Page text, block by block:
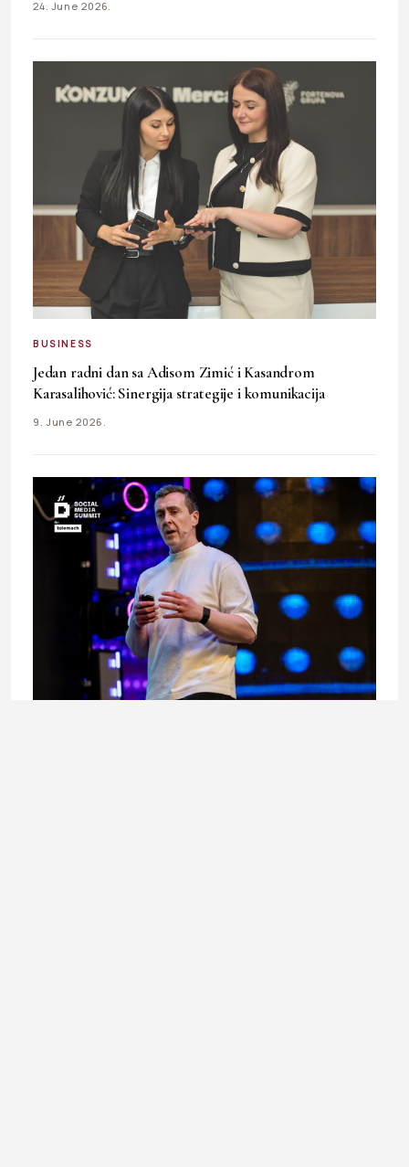
24. June 2026.
BUSINESS
Jedan radni dan sa Adisom Zimić i Kasandrom
Karasalihović: Sinergija strategije i komunikacija
9. June 2026.